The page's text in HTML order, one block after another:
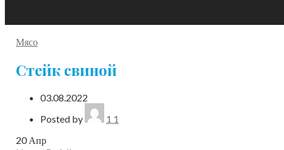
Мясо
Стейк свиной
03.08.2022
Posted by
1 1
20Апр